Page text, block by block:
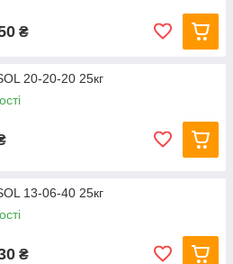
₴
20-20-20 25кг
13-06-40 25кг
₴